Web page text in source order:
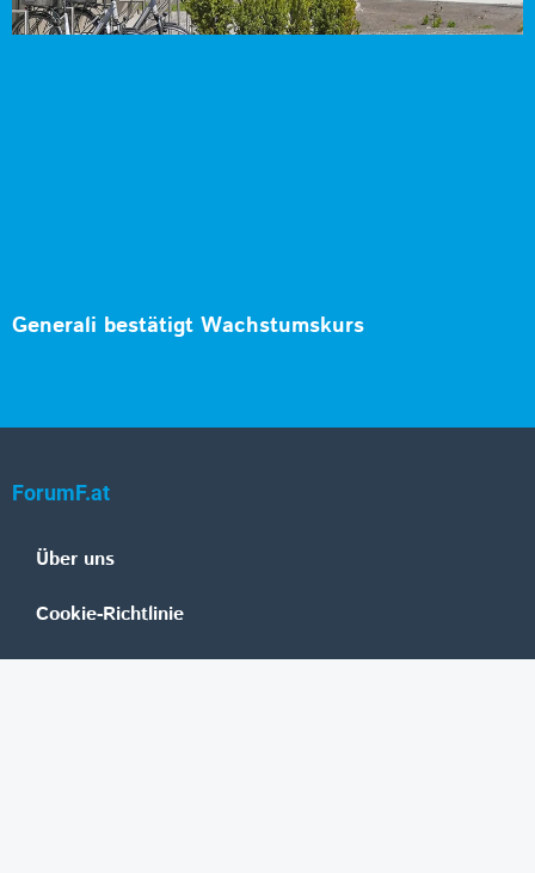
Generali bestätigt Wachstumskurs
ForumF.at
Über uns
Cookie-Richtlinie